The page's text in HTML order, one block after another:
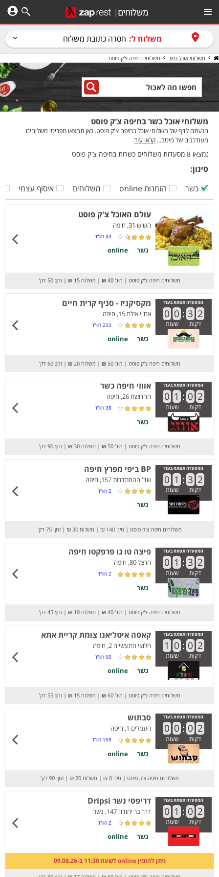
משלוח ל: חסרה כתובת משלוח
משלוחי אוכל כשר משלוחים חיפה צ'ק פוסט
משלוחי אוכל כשר בחיפה צ'ק פוסט
הגעתם לדף של משלוחי אוכל בחיפה צ'ק פוסט. כאן תמצאו תפריטי משלוחים
מעודכנים של מיטב... קראו עוד
נמצאו 8 מסעדות משלוחים כשרות בחיפה צ'ק פוסט
סינון:
כשר
הזמנות online משלוחים איסוף עצמי
עולם האוכל צ'ק פוסט
השיש 31, חיפה
43 חוו”ד
כשר online
משלוחים חיפה צ'ק פוסט | מינ' 40 ₪ | משלוח 15 ₪ | זמן: 50 דק’
המסעדה תפתח בעוד
0 0 : 3 2
דקות שעות
מקסיקניז - סניף קרית חיים
אח"י אילת 15, חיפה
233 חוו”ד
כשר online
משלוחים חיפה צ'ק פוסט | מינ' 50 ₪ | משלוח 20 ₪ | זמן: 60 דק’
המסעדה תפתח בעוד
0 1 : 0 2
דקות שעות
אווזי חיפה כשר
החרושת 26, חיפה
38 חוו”ד
כשר
משלוחים חיפה צ'ק פוסט | מינ' 50 ₪ | משלוח 30 ₪ | זמן: 90 דק’
המסעדה תפתח בעוד
0 1 : 3 2
דקות שעות
BP ביפי מפרץ חיפה
שד' ההסתדרות 157, חיפה
2 חוו”ד
כשר
משלוחים חיפה צ'ק פוסט | מינ' 140 ₪ | משלוח 30 ₪ | זמן: 75 דק’
המסעדה תפתח בעוד
0 1 : 3 2
דקות שעות
פיצה טו גו פרפקטו חיפה
הרצל 80, חיפה
2 חוו”ד
כשר
משלוחים חיפה צ'ק פוסט | מינ' 40 ₪ | משלוח 10 ₪ | זמן: 45 דק’
המסעדה תפתח בעוד
1 0 : 0 2
דקות שעות
קאסה איטליאנו צומת קריית אתא
חלוצי התעשייה 2, חיפה
60 חוו”ד
כשר online
משלוחים חיפה צ'ק פוסט | מינ' 60 ₪ | משלוח 15 ₪ | זמן: 55 דק’
המסעדה תפתח בעוד
0 0 : 0 2
דקות שעות
סבתוש
העמלים 1, חיפה
198 חוו”ד
כשר online
משלוחים חיפה צ'ק פוסט | מינ' 0 ₪ | משלוח 20 ₪ | זמן: 90 דק’
המסעדה תפתח בעוד
0 1 : 0 2
דקות שעות
דריפסי נשר Dripsi
דרך בר יהודה 147, נשר
2 חוו”ד
כשר online
ניתן להזמין online לשעה 11:30 ב-09.08.26